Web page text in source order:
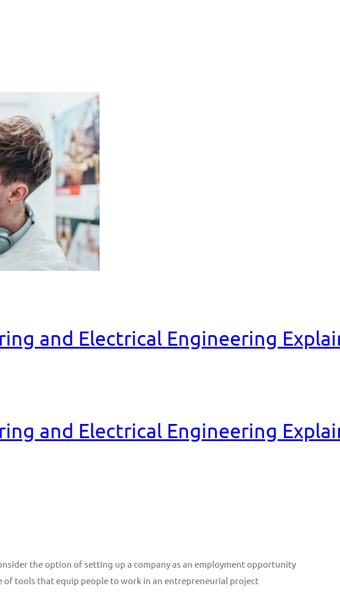
and Electrical Engineering
and Electrical Engineering
the option of setting up a company as an employment opportunity
of tools that equip people to work in an entrepreneurial project